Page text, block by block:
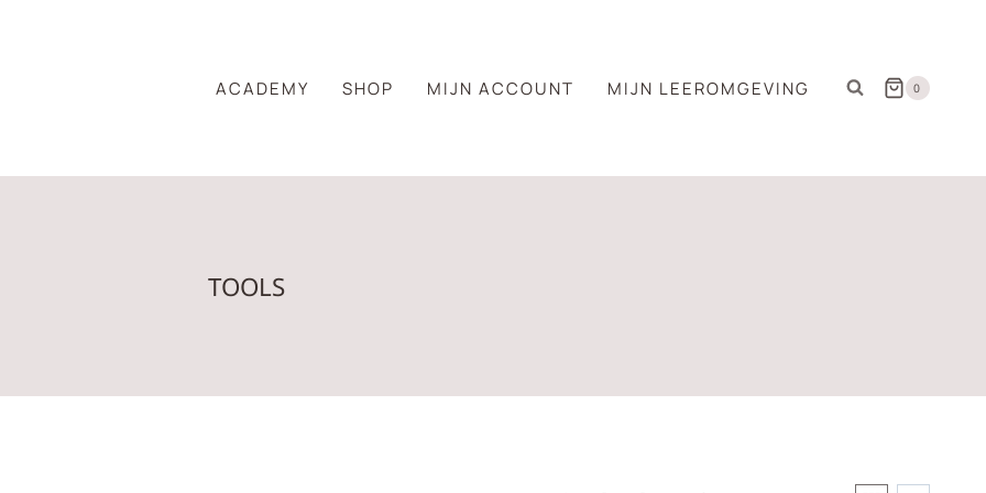
ACADEMY SHOP MIJN ACCOUNT MIJN LEEROMGEVING 0
TOOLS